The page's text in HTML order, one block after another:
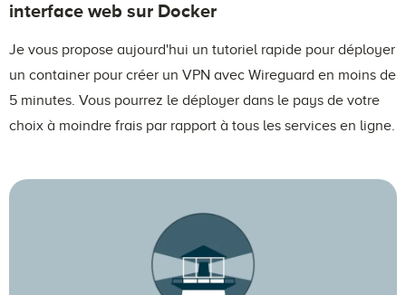
interface web sur Docker
Je vous propose aujourd'hui un tutoriel rapide pour déployer
un container pour créer un VPN avec Wireguard en moins de
5 minutes. Vous pourrez le déployer dans le pays de votre
choix à moindre frais par rapport à tous les services en ligne.